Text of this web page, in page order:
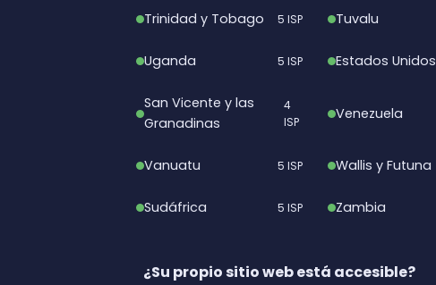
Trinidad y Tobago 5 ISP Tuvalu
Uganda 5 ISP Estados Unidos
San Vicente y las
Granadinas
4
ISP
Venezuela
Vanuatu 5 ISP Wallis y Futuna
Sudáfrica 5 ISP Zambia
¿Su propio sitio web está accesible?